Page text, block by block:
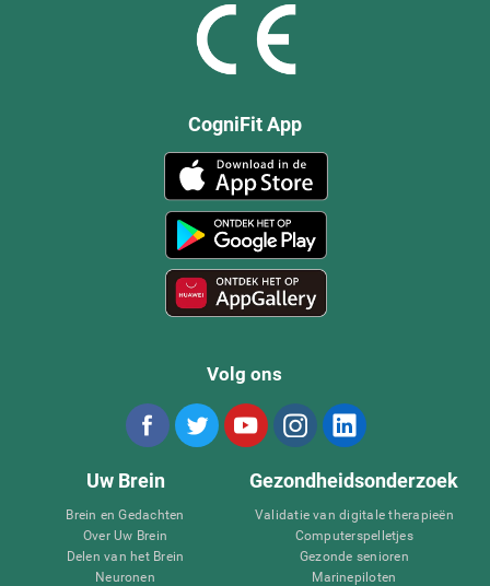
CogniFit App
Volg ons
Uw Brein
Brein en Gedachten
Over Uw Brein
Delen van het Brein
Neuronen
Gezondheidsonderzoek
Validatie van digitale therapieën
Computerspelletjes
Gezonde senioren
Marinepiloten